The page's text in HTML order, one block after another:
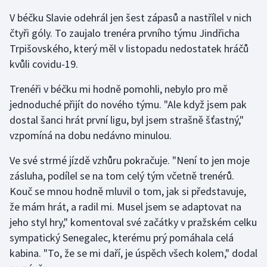
Ostatní
V béčku Slavie odehrál jen šest zápasů a nastřílel v nich
čtyři góly. To zaujalo trenéra prvního týmu Jindřicha
Trpišovského, který měl v listopadu nedostatek hráčů
kvůli covidu-19.
Trenéři v béčku mi hodně pomohli, nebylo pro mě
jednoduché přijít do nového týmu. "Ale když jsem pak
dostal šanci hrát první ligu, byl jsem strašně šťastný,"
vzpomíná na dobu nedávno minulou.
Ve své strmé jízdě vzhůru pokračuje. "Není to jen moje
zásluha, podílel se na tom celý tým včetně trenérů.
Kouč se mnou hodně mluvil o tom, jak si představuje,
že mám hrát, a radil mi. Musel jsem se adaptovat na
jeho styl hry," komentoval své začátky v pražském celku
sympatický Senegalec, kterému prý pomáhala celá
kabina. "To, že se mi daří, je úspěch všech kolem," dodal